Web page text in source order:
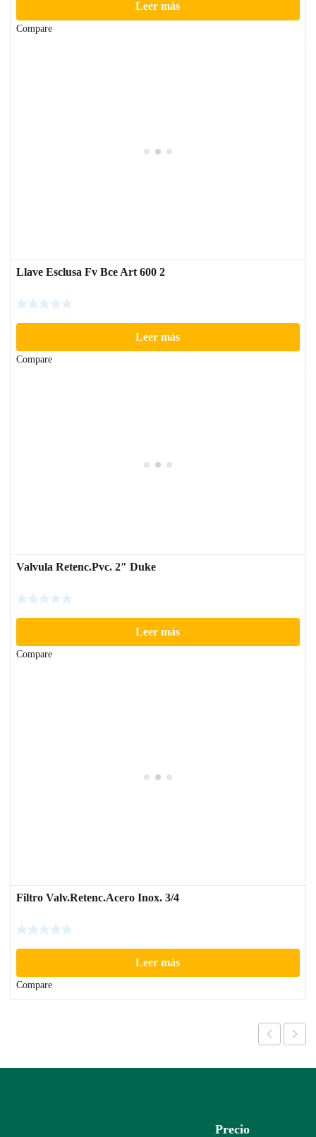
Leer más
Compare
Llave Esclusa Fv Bce Art 600 2
Leer más
Compare
Valvula Retenc.Pvc. 2″ Duke
Leer más
Compare
Filtro Valv.Retenc.Acero Inox. 3/4
Leer más
Compare
Precio